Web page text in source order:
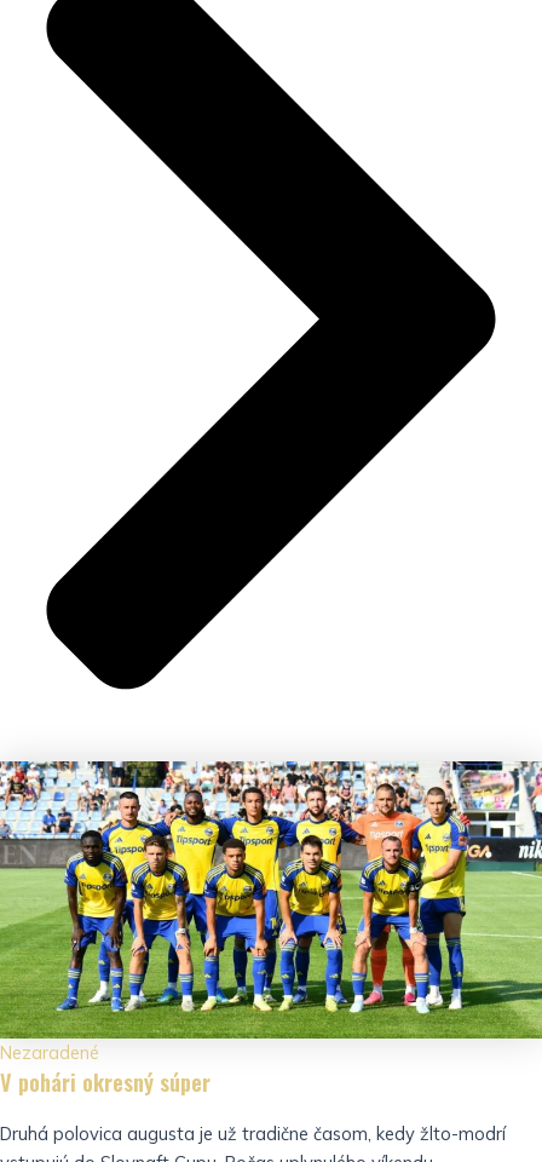
Nezaradené
V pohári okresný súper
Druhá polovica augusta je už tradične časom, kedy žlto-modrí